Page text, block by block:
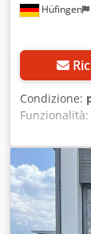
Hüfingen
Condizione:
Funzionalità:
ØStelo
€ OQ80 90/
3.500,00 €
530 3.500,00
90/90 350
OQ80 90/90